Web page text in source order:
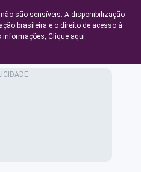
são sensíveis. A disponibilização
brasileira e o direito de acesso à
informações, Clique aqui.